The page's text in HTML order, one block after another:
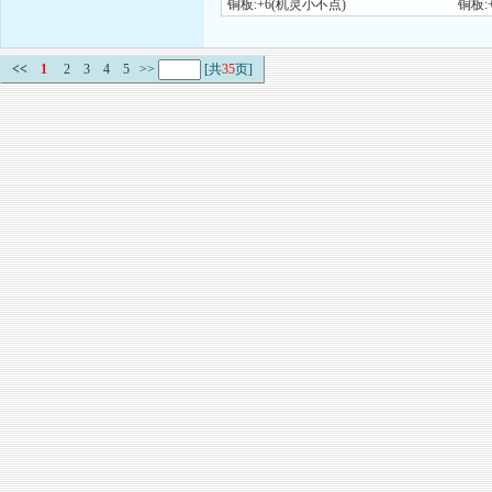
铜板:+6(机灵小不点) 铜板
<< 1 2 3 4 5 >> [共35页]